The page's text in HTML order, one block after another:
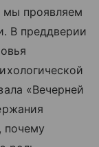
мы проявляем
В преддверии
«Вечерней
почему